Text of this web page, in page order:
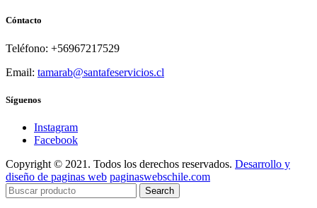
Cóntacto
Teléfono: +56967217529
Email: tamarab@santafeservicios.cl
Síguenos
Instagram
Facebook
Copyright © 2021. Todos los derechos reservados. Desarrollo y
diseño de paginas web paginaswebschile.com
Search